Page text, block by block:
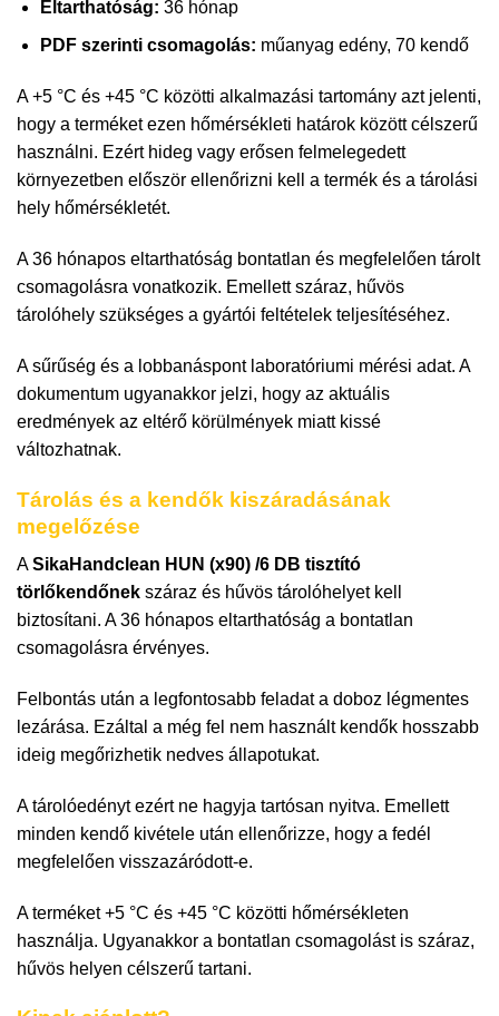
Eltarthatóság: 36 hónap
PDF szerinti csomagolás: műanyag edény, 70 kendő
A +5 °C és +45 °C közötti alkalmazási tartomány azt jelenti,
hogy a terméket ezen hőmérsékleti határok között célszerű
használni. Ezért hideg vagy erősen felmelegedett
környezetben először ellenőrizni kell a termék és a tárolási
hely hőmérsékletét.
A 36 hónapos eltarthatóság bontatlan és megfelelően tárolt
csomagolásra vonatkozik. Emellett száraz, hűvös
tárolóhely szükséges a gyártói feltételek teljesítéséhez.
A sűrűség és a lobbanáspont laboratóriumi mérési adat. A
dokumentum ugyanakkor jelzi, hogy az aktuális
eredmények az eltérő körülmények miatt kissé
változhatnak.
Tárolás és a kendők kiszáradásának
megelőzése
ASikaHandclean HUN (x90) /6 DB tisztító
törlőkendőnek száraz és hűvös tárolóhelyet kell
biztosítani. A 36 hónapos eltarthatóság a bontatlan
csomagolásra érvényes.
Felbontás után a legfontosabb feladat a doboz légmentes
lezárása. Ezáltal a még fel nem használt kendők hosszabb
ideig megőrizhetik nedves állapotukat.
A tárolóedényt ezért ne hagyja tartósan nyitva. Emellett
minden kendő kivétele után ellenőrizze, hogy a fedél
megfelelően visszazáródott-e.
A terméket +5 °C és +45 °C közötti hőmérsékleten
használja. Ugyanakkor a bontatlan csomagolást is száraz,
hűvös helyen célszerű tartani.